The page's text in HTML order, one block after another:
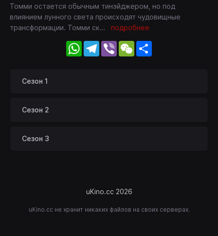
Томми остается обычным тинэйджером, но под
влиянием лунного света происходят чудовищные
трансформации. Томми ск... подробнее
WhatsApp
Telegram
Viber WeChat
Сезон 1
Сезон 2
Сезон 3
uKino.cc 2026
uKino.cc не хранит никаких файлов на своих серверах.